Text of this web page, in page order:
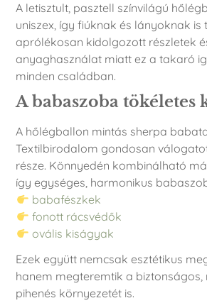
A letisztult, pasztell színvilágú
uniszex, így fiúknak és lányoknak is
aprólékosan kidolgozott részletek
anyaghasználat miatt ez a takaró
minden családban.
A babaszoba tökéletes
A hőlégballon mintás sherpa
Textilbirodalom gondosan
része. Könnyedén kombinálható
így egységes, harmonikus
babafészkek
fonott rácsvédők
ovális kiságyak
Ezek együtt nemcsak esztétikus
hanem megteremtik a
pihenés környezetét is.